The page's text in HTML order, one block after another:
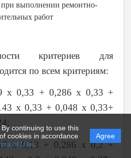
continuing to use this
cookies in accordance
of Use .
Agree
при выполнении ремонтно-
работ
критериев для
по всем критериям:
х 0,33 + 0,286 х 0,33 +
х 0,33 + 0,048 х 0,33+
х 0,13 + 0,286 х 0,2 +